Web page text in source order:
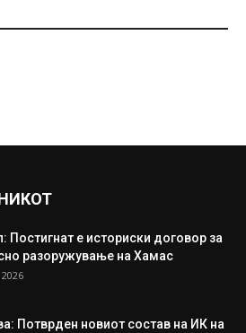
Постигнат е историски договор за
разоружување на Хамас
Потврден новиот состав на ИК на